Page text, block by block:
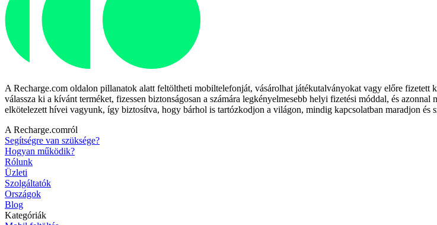
A Recharge.com oldalon pillanatok alatt feltöltheti mobiltelefonját, vásárolhat játékutalványokat vagy előre fizetett
válassza ki a kívánt terméket, fizessen biztonságosan a számára legkényelmesebb helyi fizetési móddal, és
elkötelezett hívei vagyunk, így biztosítva, hogy bárhol is tartózkodjon a világon, mindig kapcsolatban maradjon és
A Recharge.comról
Segítségre van szüksége?
Hogyan működik?
Rólunk
Üzleti
Szolgáltatók
Országok
Blog
Kategóriák